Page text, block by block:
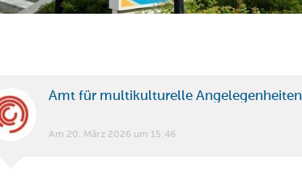
Amt für multikulturelle Angelegenheiten
Am 20. März 2026 um 15:46